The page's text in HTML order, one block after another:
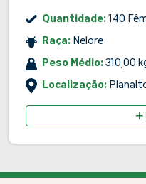
Quantidade:140
Raça: Nelore
Peso Médio:310,00
Localização: